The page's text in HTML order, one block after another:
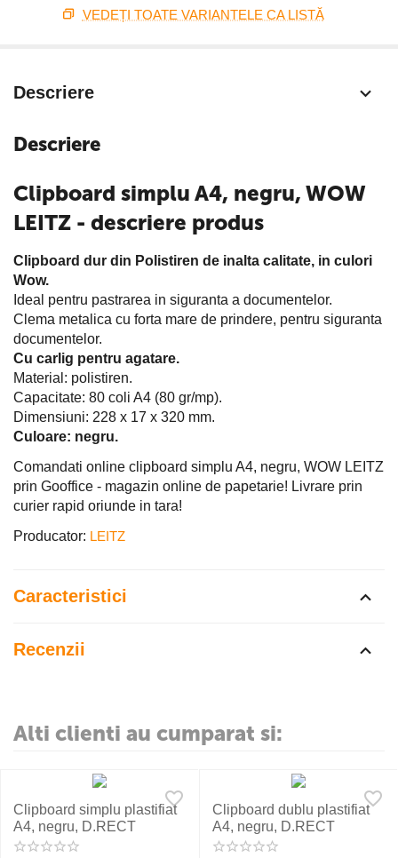
VEDEȚI TOATE VARIANTELE CA LISTĂ
Descriere
Descriere
Clipboard simplu A4, negru, WOW
LEITZ - descriere produs
Clipboard dur din Polistiren de inalta calitate, in culori
Wow.
Ideal pentru pastrarea in siguranta a documentelor.
Clema metalica cu forta mare de prindere, pentru siguranta
documentelor.
Cu carlig pentru agatare.
Material: polistiren.
Capacitate: 80 coli A4 (80 gr/mp).
Dimensiuni: 228 x 17 x 320 mm.
Culoare: negru.
Comandati online clipboard simplu A4, negru, WOW LEITZ
prin Gooffice - magazin online de papetarie! Livrare prin
curier rapid oriunde in tara!
Producator: LEITZ
Caracteristici
Recenzii
Alti clienti au cumparat si:
Clipboard simplu plastifiat
A4, negru, D.RECT
Clipboard dublu plastifiat
A4, negru, D.RECT